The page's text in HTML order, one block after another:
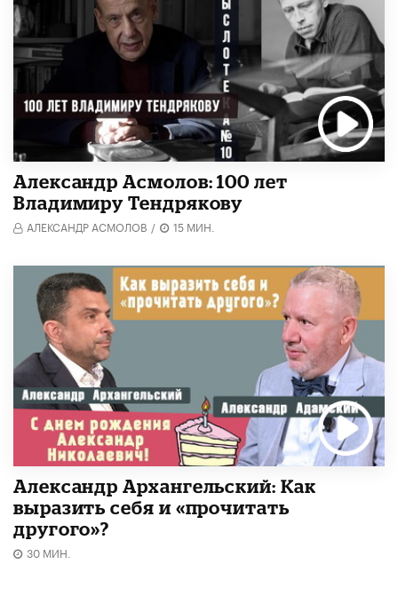
Александр Асмолов: 100 лет
Владимиру Тендрякову
АЛЕКСАНДР АСМОЛОВ / 15 МИН.
Александр Архангельский: Как
выразить себя и «прочитать
другого»?
30 МИН.